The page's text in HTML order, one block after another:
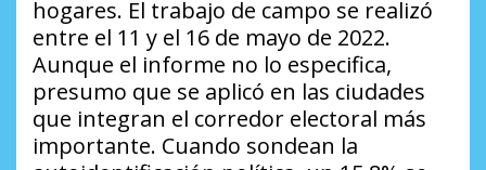
hogares. El trabajo de campo se realizó
entre el 11 y el 16 de mayo de 2022.
Aunque el informe no lo especifica,
presumo que se aplicó en las ciudades
que integran el corredor electoral más
importante. Cuando sondean la